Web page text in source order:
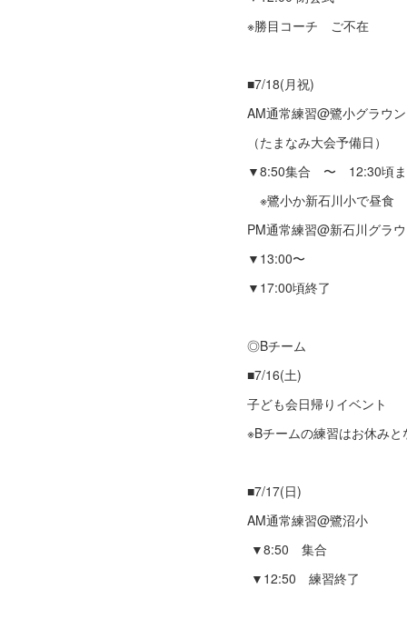
※勝目コーチ ご不在
■7/18(月祝)
AM通常練習@鷺小グラウ
（たまなみ大会予備日）
▼8:50集合 〜 12:30頃
※鷺小か新石川小で昼食
PM通常練習@新石川グラ
▼13:00〜
▼17:00頃終了
◎Bチーム
■7/16(土)
子ども会日帰りイベント
※Bチームの練習はお休みと
■7/17(日)
AM通常練習@鷺沼小
▼8:50 集合
▼12:50 練習終了